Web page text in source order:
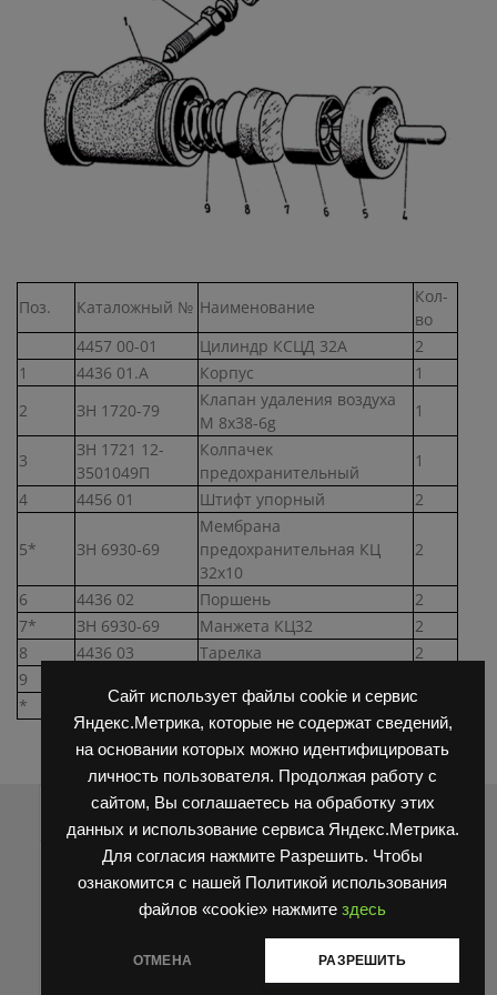
Сайт использует файлы cookie и сервис
Яндекс.Метрика, которые не содержат сведений,
на основании которых можно идентифицировать
личность пользователя. Продолжая работу с
сайтом, Вы соглашаетесь на обработку этих
данных и использование сервиса Яндекс.Метрика.
Для согласия нажмите Разрешить. Чтобы
ознакомится с нашей Политикой использования
файлов «cookie» нажмите здесь
ОТМЕНА РАЗРЕШИТЬ
Поз. Каталожный № Наименование
Кол-
во
4457 00-01
Цилиндр КСЦД 32А
2
1
4436 01.А Корпус
1
2
ЗН 1720-79
Клапан удаления воздуха
М 8х38-6g
1
3
ЗН 1721 12-
3501049П
Колпачек
предохранительный
1
4
4456 01 Штифт упорный 2
5* ЗН 6930-69
Мембрана
предохранительная КЦ
32х10
2
6 4436 02 Поршень
2
7*
ЗН 6930-69 Манжета КЦ32
2
8
4436 03 Тарелка
2
9
*
ООО407 КБРЧ КСЦД 32А
Распродажа
Блокировка король HC (HANGCHA) N163-220018-000